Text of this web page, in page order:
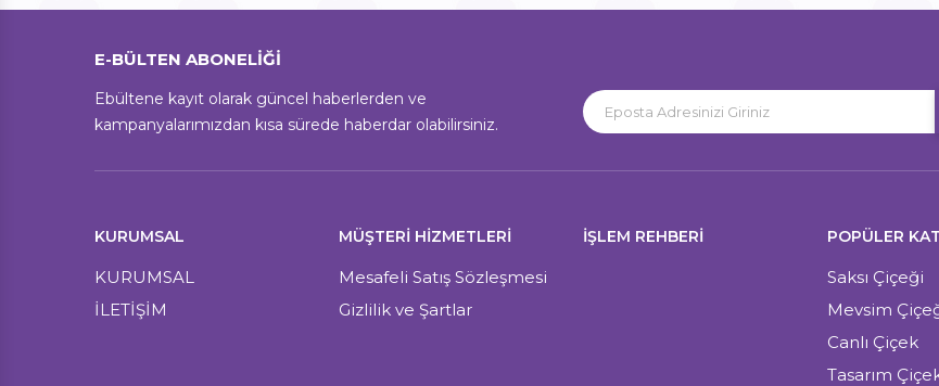
E-BÜLTEN ABONELİĞİ
Ebültene kayıt olarak güncel haberlerden ve
kampanyalarımızdan kısa sürede haberdar olabilirsiniz.
KURUMSAL
KURUMSAL
İLETİŞİM
MÜŞTERI HIZMETLERI
Mesafeli Satış Sözleşmesi
Gizlilik ve Şartlar
İŞLEM REHBERİ POPÜLER
Saksı Çiçeği
Mevsim
Canlı Çiçek
Tasarım